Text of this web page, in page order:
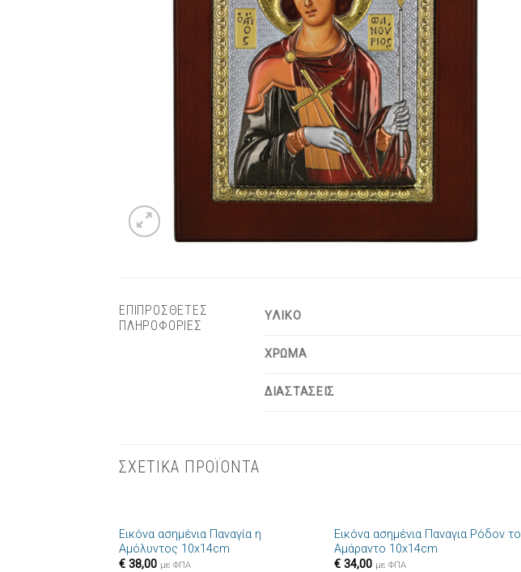
ΕΠΙΠΡΟΣΘΕΤΕΣ
ΠΛΗΡΟΦΟΡΙΕΣ
ΥΛΙΚΟ
ΧΡΩΜΑ
ΔΙΑΣΤΑΣΕΙΣ
ΣΧΕΤΙΚΑ ΠΡΟΪΟΝΤΑ
Εικόνα ασημένια Παναγία η
Αμόλυντος 10x14cm
€38,00 με ΦΠΑ
Πρόσθήκη
Εικόνα ασημένια Παναγια Ρόδον το
Αμάραντο 10x14cm
€ 34,00 με ΦΠΑ